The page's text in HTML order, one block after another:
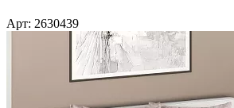
Арт: 2630439